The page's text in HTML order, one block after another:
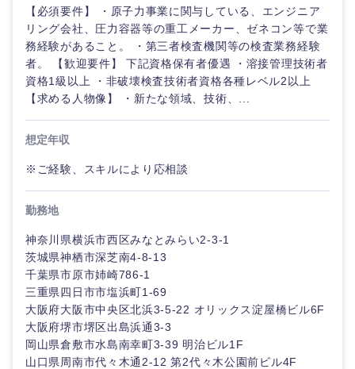
【必須要件】 ・原子力事業に関与している、エンジニア
リング会社、圧力容器等の重工メーカー、ゼネコン等で業
務経験があること。 ・第三者検査機関等の検査業務経験
者。 【歓迎要件】 下記資格保有者優遇 ・溶接管理技術者
資格1級以上 ・非破壊検査技術者資格各種レベル2以上
【求める人物像】 ・新たな領域、技術、...
想定年収
※ご経験、スキルにより応相談
勤務地
神奈川県横浜市西区みなとみらい2-3-1
茨城県神栖市深芝南4-8-13
千葉県市原市姉崎786-1
三重県四日市市塩浜町1-69
大阪府大阪市中央区北浜3-5-22 オリックス淀屋橋ビル6F
大阪府堺市堺区出島浜通3-3
岡山県倉敷市水島南幸町3-39 明治ビル1F
山口県周南市代々木通2-12 第2代々木公園前ビル4F